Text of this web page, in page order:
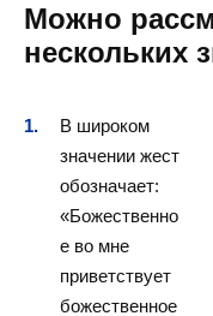
Можно
нескольких
В широком
значении жест
обозначает:
«Божественно
е во мне
приветствует
божественное